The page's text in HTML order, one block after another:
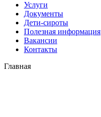
Услуги
Документы
Дети-сироты
Полезная информация
Вакансии
Контакты
Главная